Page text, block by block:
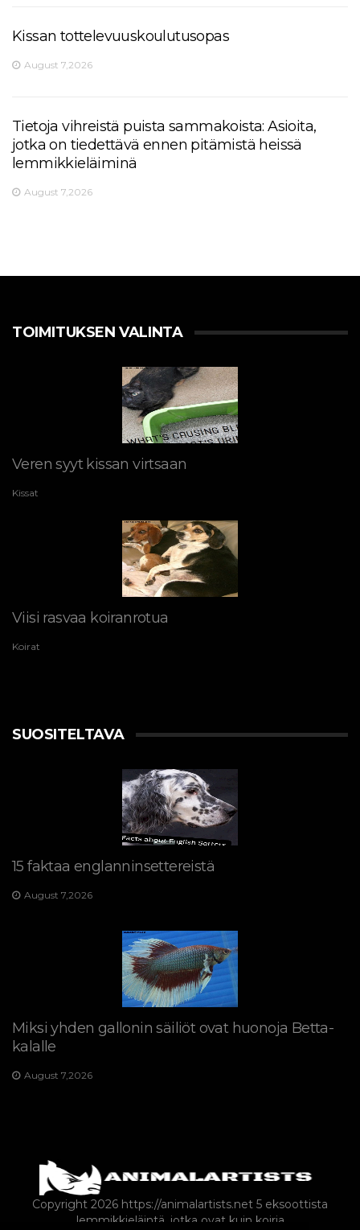
Kissan tottelevuuskoulutusopas
August 7,2026
Tietoja vihreistä puista sammakoista: Asioita,
jotka on tiedettävä ennen pitämistä heissä
lemmikkieläiminä
August 7,2026
TOIMITUKSEN VALINTA
Veren syyt kissan virtsaan
Kissat
Viisi rasvaa koiranrotua
Koirat
SUOSITELTAVA
15 faktaa englanninsettereistä
August 7,2026
Miksi yhden gallonin säiliöt ovat huonoja Betta-
kalalle
August 7,2026
Copyright 2026 https://animalartists.net 5 eksoottista
lemmikkieläintä, jotka ovat kuin koiria